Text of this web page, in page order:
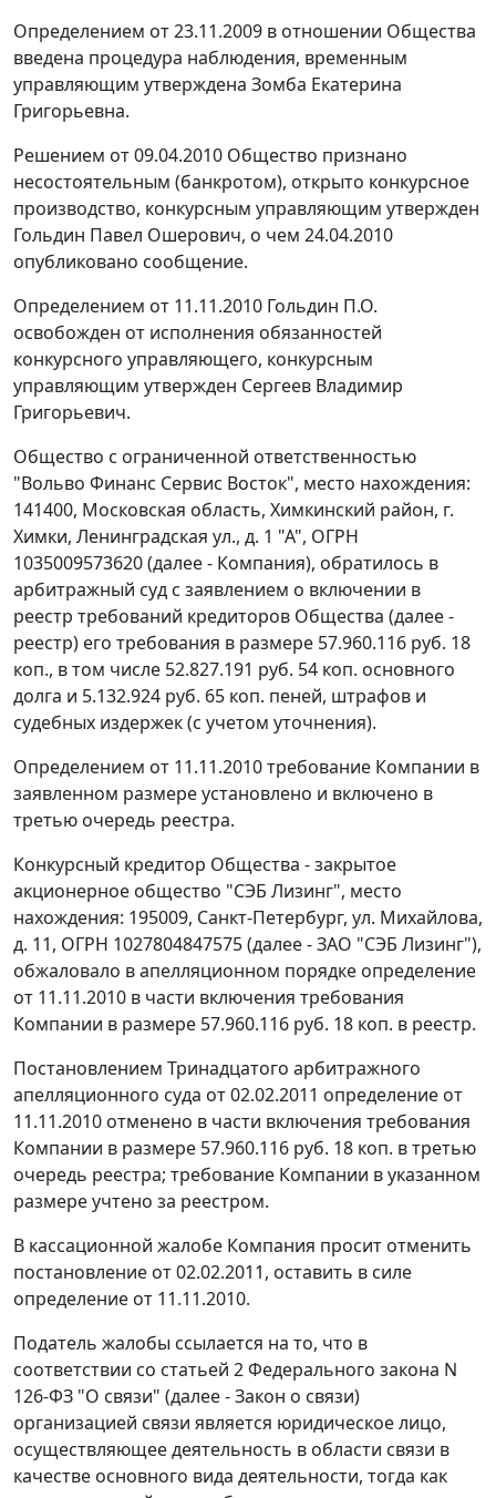
Определением от 23.11.2009 в отношении Общества
введена процедура наблюдения, временным
управляющим утверждена Зомба Екатерина
Григорьевна.
Решением от 09.04.2010 Общество признано
несостоятельным (банкротом), открыто конкурсное
производство, конкурсным управляющим утвержден
Гольдин Павел Ошерович, о чем 24.04.2010
опубликовано сообщение.
Определением от 11.11.2010 Гольдин П.О.
освобожден от исполнения обязанностей
конкурсного управляющего, конкурсным
управляющим утвержден Сергеев Владимир
Григорьевич.
Общество с ограниченной ответственностью
"Вольво Финанс Сервис Восток", место нахождения:
141400, Московская область, Химкинский район, г.
Химки, Ленинградская ул., д. 1 "А", ОГРН
1035009573620 (далее - Компания), обратилось в
арбитражный суд с заявлением о включении в
реестр требований кредиторов Общества (далее -
реестр) его требования в размере 57.960.116 руб. 18
коп., в том числе 52.827.191 руб. 54 коп. основного
долга и 5.132.924 руб. 65 коп. пеней, штрафов и
судебных издержек (с учетом уточнения).
Определением от 11.11.2010 требование Компании в
заявленном размере установлено и включено в
третью очередь реестра.
Конкурсный кредитор Общества - закрытое
акционерное общество "СЭБ Лизинг", место
нахождения: 195009, Санкт-Петербург, ул. Михайлова,
д. 11, ОГРН 1027804847575 (далее - ЗАО "СЭБ Лизинг"),
обжаловало в апелляционном порядке определение
от 11.11.2010 в части включения требования
Компании в размере 57.960.116 руб. 18 коп. в реестр.
Постановлением Тринадцатого арбитражного
апелляционного суда от 02.02.2011 определение от
11.11.2010 отменено в части включения требования
Компании в размере 57.960.116 руб. 18 коп. в третью
очередь реестра; требование Компании в указанном
размере учтено за реестром.
В кассационной жалобе Компания просит отменить
постановление от 02.02.2011, оставить в силе
определение от 11.11.2010.
Податель жалобы ссылается на то, что в
соответствии со статьей 2Федерального закона N
126-ФЗ "О связи" (далее - Закон о связи)
организацией связи является юридическое лицо,
осуществляющее деятельность в области связи в
качестве основного вида деятельности, тогда как